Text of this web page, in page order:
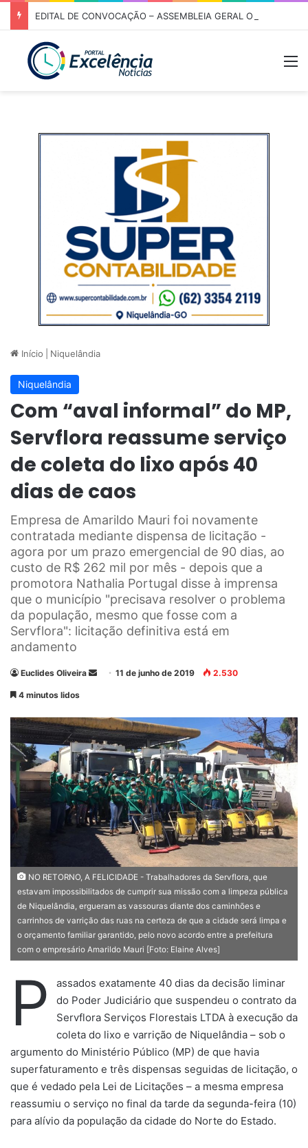
Início Niquelândia
Niquelândia
Com “aval informal” do MP,
Servflora reassume serviço
de coleta do lixo após 40
dias de caos
Empresa de Amarildo Mauri foi novamente
contratada mediante dispensa de licitação -
agora por um prazo emergencial de 90 dias, ao
custo de R$ 262 mil por mês - depois que a
promotora Nathalia Portugal disse à imprensa
que o município "precisava resolver o problema
da população, mesmo que fosse com a
Servflora": licitação definitiva está em
andamento
Euclides Oliveira
d
e
u
m
e
m
a
l
11 de junho de 2019 2.530
4 minutos lidos
NO RETORNO, A FELICIDADE - Trabalhadores da Servflora, que
estavam impossibilitados de cumprir sua missão com a limpeza pública
de Niquelândia, ergueram as vassouras diante dos caminhões e
carrinhos de varrição das ruas na certeza de que a cidade será limpa e
o orçamento familiar garantido, pelo novo acordo entre a prefeitura
com o empresário Amarildo Mauri [Foto: Elaine Alves]
P
assados exatamente 40 dias da decisão liminar
do Poder Judiciário que suspendeu o contrato da
Servflora Serviços Florestais LTDA à execução da
coleta do lixo e varrição de Niquelândia – sob o
argumento do Ministério Público (MP) de que havia
superfaturamento e três dispensas seguidas de licitação, o
que é vedado pela Lei de Licitações – a mesma empresa
reassumiu o serviço no final da tarde da segunda-feira (10)
para alívio da população da cidade do Norte do Estado.